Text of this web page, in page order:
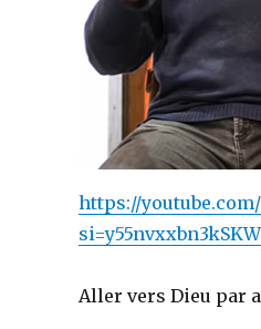
https://
Aller vers Dieu par